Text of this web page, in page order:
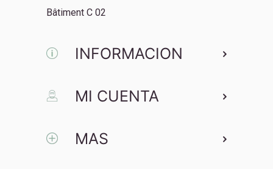
Bâtiment C 02
INFORMACION
MI CUENTA
MAS